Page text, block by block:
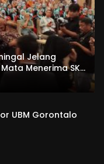
Jelang
Menerima SKL
UBM Gorontalo